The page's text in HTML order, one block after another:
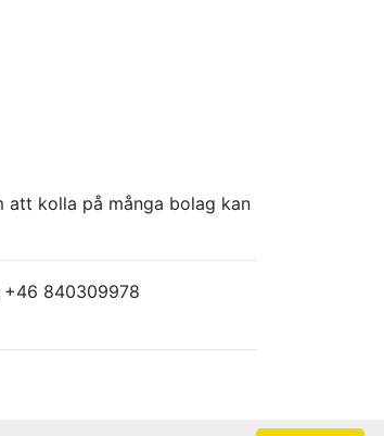
att kolla på många bolag kan
+46 840309978